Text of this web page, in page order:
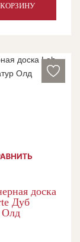
доска
Дуб
Олд